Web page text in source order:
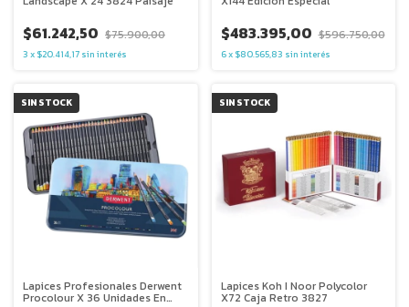
$61.242,50 $75.900,00
3 x $20.414,17 sin interés
$483.395,00 $596.750,00
6x $80.565,83 sin interés
SIN STOCK
Lapices Profesionales Derwent
Procolour X 36 Unidades En
SIN STOCK
Lapices Koh I Noor Polycolor
X72 Caja Retro 3827